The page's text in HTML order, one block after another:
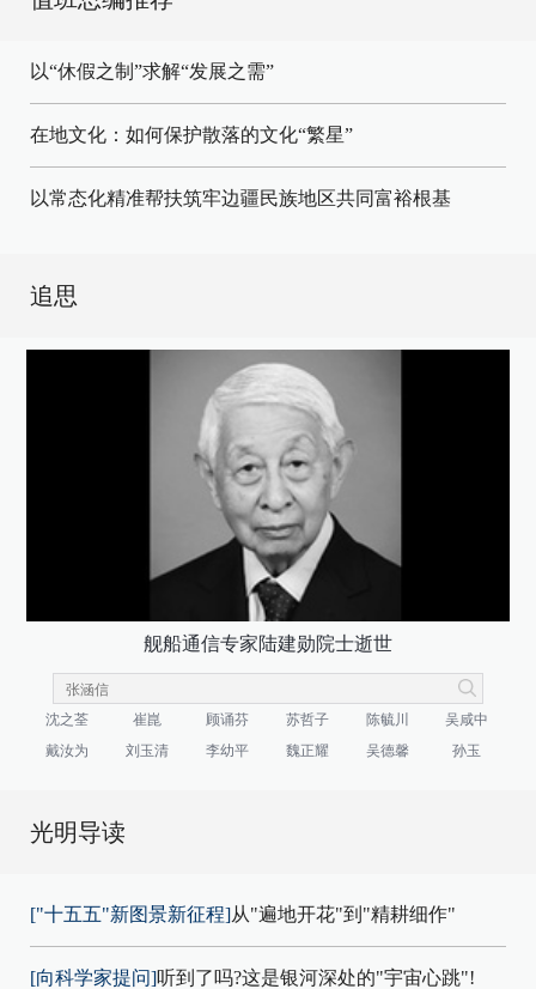
以“休假之制”求解“发展之需”
在地文化：如何保护散落的文化“繁星”
以常态化精准帮扶筑牢边疆民族地区共同富裕根基
追思
舰船通信专家陆建勋院士逝世
沈之荃 崔崑 顾诵芬 苏哲子 陈毓川
吴咸中
戴汝为
刘玉清 李幼平 魏正耀 吴德馨 孙玉
光明导读
["十五五"新图景新征程]从"遍地开花"到"精耕细作"
[向科学家提问]听到了吗?这是银河深处的"宇宙心跳"!